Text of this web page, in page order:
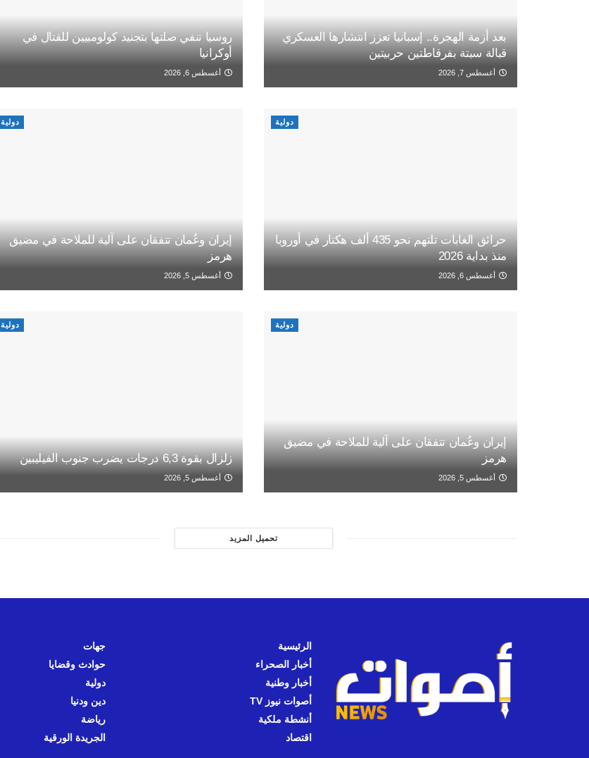
بعد أزمة الهجرة.. إسبانيا تعزز انتشارها العسكري
قبالة سبتة بفرقاطتين حربيتين
أغسطس 7, 2026
روسيا تنفي صلتها بتجنيد كولومبيين للقتال في
أوكرانيا
أغسطس 6, 2026
دولية
حرائق الغابات تلتهم نحو 435 ألف هكتار في أوروبا
منذ بداية 2026
أغسطس 6, 2026
دولية
إيران وعُمان تتفقان على آلية للملاحة في مضيق
هرمز
أغسطس 5, 2026
دولية
إيران وعُمان تتفقان على آلية للملاحة في مضيق
هرمز
أغسطس 5, 2026
دولية
زلزال بقوة 6,3 درجات يضرب جنوب الفيليبين
أغسطس 5, 2026
تحميل المزيد
الرئيسية
أخبار الصحراء
أخبار وطنية
أصوات نيوز TV
أنشطة ملكية
اقتصاد
جهات
حوادث وقضايا
دولية
دين ودنيا
رياضة
الجريدة الورقية